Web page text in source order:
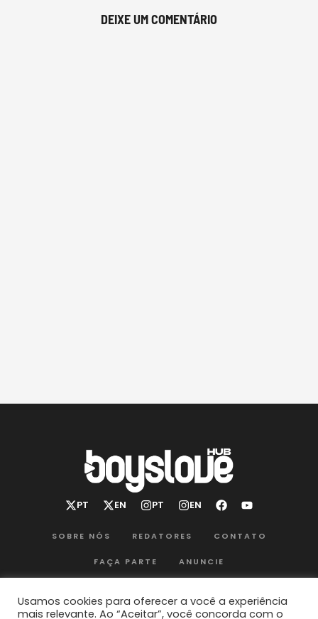
DEIXE UM COMENTÁRIO
SOBRE NÓS REDATORES CONTATO
FAÇA PARTE ANUNCIE